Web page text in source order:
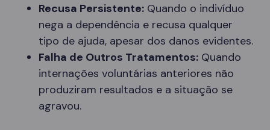
Recusa Persistente: Quando o indivíduo
nega a dependência e recusa qualquer
tipo de ajuda, apesar dos danos evidentes.
Falha de Outros Tratamentos: Quando
internações voluntárias anteriores não
produziram resultados e a situação se
agravou.